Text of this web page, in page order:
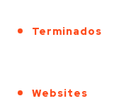
Terminados
Websites